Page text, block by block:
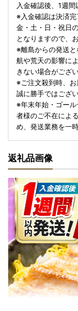
入金確認後、1週間
※入金確認は決済完
金・土・日・祝日
となりますので、
※離島からの発送
航や荒天の影響に
きない場合がござい
※ご注文殺到時、お
誠に勝手ではござ
※年末年始・ゴー
者様のご不在によ
め、発送業務を一
返礼品画像